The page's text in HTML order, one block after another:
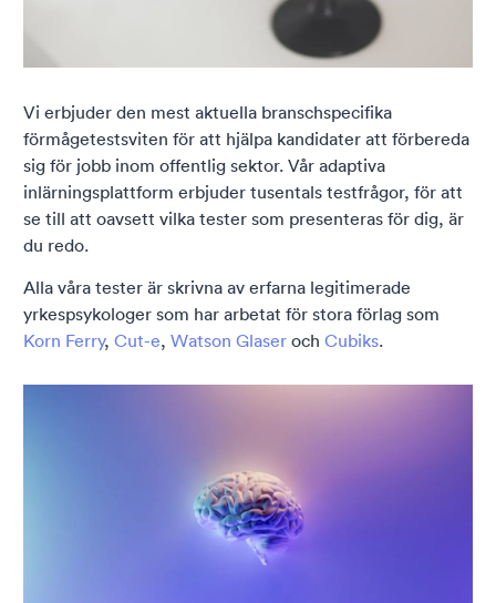
Vi erbjuder den mest aktuella branschspecifika
förmågetestsviten för att hjälpa kandidater att förbereda
sig för jobb inom offentlig sektor. Vår adaptiva
inlärningsplattform erbjuder tusentals testfrågor, för att
se till att oavsett vilka tester som presenteras för dig, är
du redo.
Alla våra tester är skrivna av erfarna legitimerade
yrkespsykologer som har arbetat för stora förlag som
Korn Ferry, Cut-e, Watson Glaser och Cubiks.